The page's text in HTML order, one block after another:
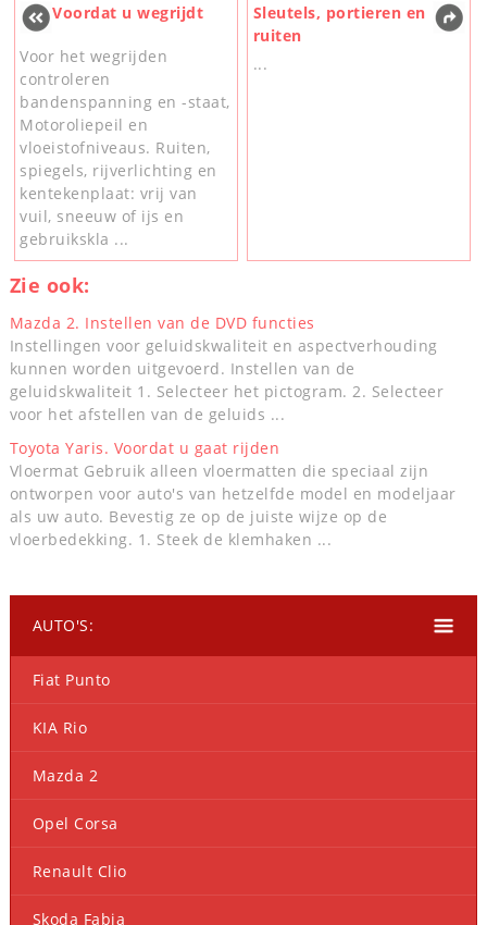
Voordat u wegrijdt
Voor het wegrijden
controleren
bandenspanning en -staat,
Motoroliepeil en
vloeistofniveaus. Ruiten,
spiegels, rijverlichting en
kentekenplaat: vrij van
vuil, sneeuw of ijs en
gebruikskla ...
Sleutels, portieren en
ruiten
...
Zie ook:
Mazda 2. Instellen van de DVD functies
Instellingen voor geluidskwaliteit en aspectverhouding
kunnen worden uitgevoerd. Instellen van de
geluidskwaliteit 1. Selecteer het pictogram. 2. Selecteer
voor het afstellen van de geluids ...
Toyota Yaris. Voordat u gaat rijden
Vloermat Gebruik alleen vloermatten die speciaal zijn
ontworpen voor auto's van hetzelfde model en modeljaar
als uw auto. Bevestig ze op de juiste wijze op de
vloerbedekking. 1. Steek de klemhaken ...
AUTO'S:
Fiat Punto
KIA Rio
Mazda 2
Opel Corsa
Renault Clio
Skoda Fabia